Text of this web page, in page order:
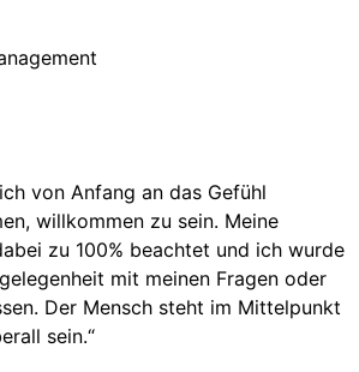
von Anfang an das Gefühl
willkommen zu sein. Meine
zu 100% beachtet und ich wurde
mit meinen Fragen oder
Der Mensch steht im Mittelpunkt
sein.“